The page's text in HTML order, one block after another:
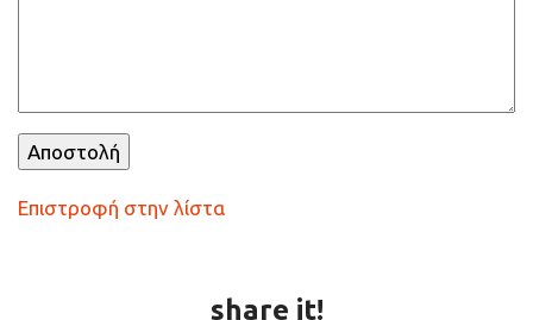
Επιστροφή στην λίστα
share it!